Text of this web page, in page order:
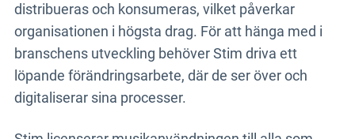
distribueras och konsumeras, vilket påverkar
organisationen i högsta drag. För att hänga med i
branschens utveckling behöver Stim driva ett
löpande förändringsarbete, där de ser över och
digitaliserar sina processer.